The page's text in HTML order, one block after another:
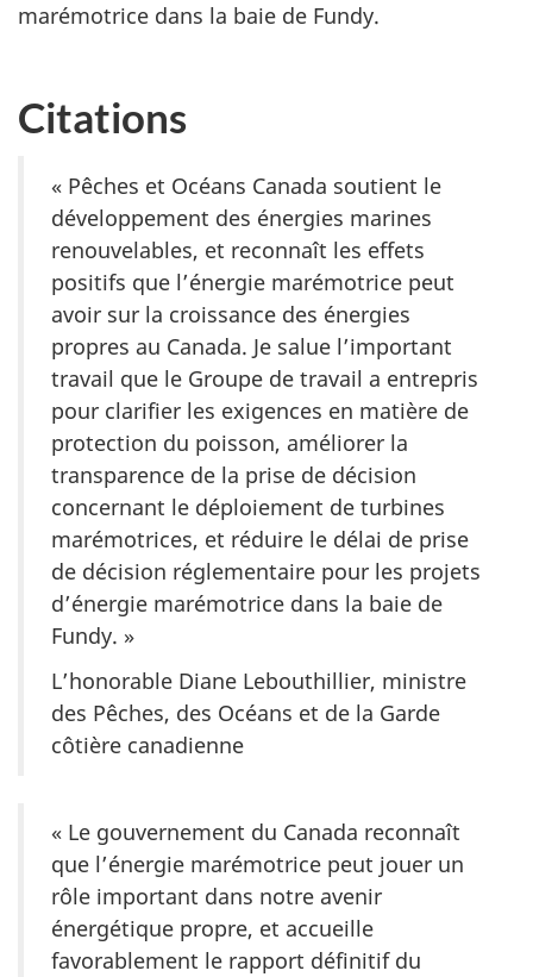
marémotrice dans la baie de Fundy.
Citations
« Pêches et Océans Canada soutient le
développement des énergies marines
renouvelables, et reconnaît les effets
positifs que l’énergie marémotrice peut
avoir sur la croissance des énergies
propres au Canada. Je salue l’important
travail que le Groupe de travail a entrepris
pour clarifier les exigences en matière de
protection du poisson, améliorer la
transparence de la prise de décision
concernant le déploiement de turbines
marémotrices, et réduire le délai de prise
de décision réglementaire pour les projets
d’énergie marémotrice dans la baie de
Fundy. »
L’honorable Diane Lebouthillier, ministre
des Pêches, des Océans et de la Garde
côtière canadienne
« Le gouvernement du Canada reconnaît
que l’énergie marémotrice peut jouer un
rôle important dans notre avenir
énergétique propre, et accueille
favorablement le rapport définitif du